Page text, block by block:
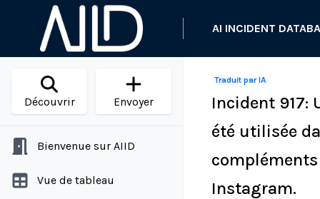
AI INCIDENT
Découvrir Envoyer
Bienvenue sur AIID
Vue de tableau
Traduit par IA
Incident 917:
été utilisée
Instagram.